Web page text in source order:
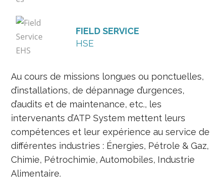
FIELD SERVICE
HSE
Au cours de missions longues ou ponctuelles,
d’installations, de dépannage d’urgences,
d’audits et de maintenance, etc., les
intervenants d’ATP System mettent leurs
compétences et leur expérience au service de
différentes industries : Énergies, Pétrole & Gaz,
Chimie, Pétrochimie, Automobiles, Industrie
Alimentaire.